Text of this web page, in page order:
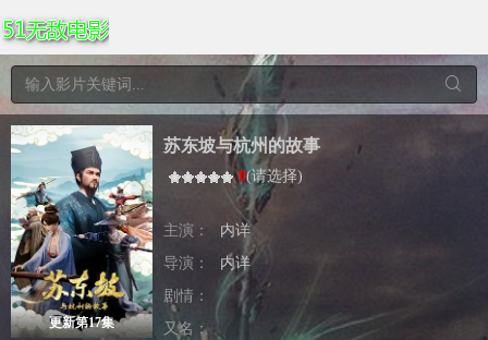
更新第17集
苏东坡与杭州的故事
0(请选择)
主演：
内详
导演：
内详
剧情：
又名：